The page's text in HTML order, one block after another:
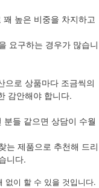
높은 비중을 차지하고
요구하는 경우가 많습니
으로 상품마다 조금씩의
감안해야 합니다.
들 같으면 상담이 수월
는 제품으로 추천해 드리
니다.
없이 할 수 있을 것입니다.